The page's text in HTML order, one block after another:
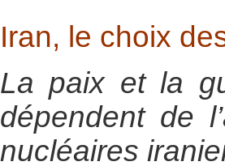
Iran, le choix
La paix et la
dépendent de
nucléaires